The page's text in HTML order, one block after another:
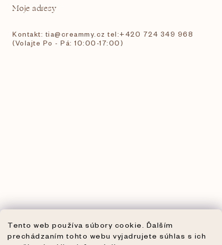
Tento web používa súbory cookie. Ďalším
prechádzaním tohto webu vyjadrujete súhlas s ich
Moje adresy
Kontakt: tia@creammy.cz tel:+420 724 349 968
(Volajte Po - Pá: 10:00-17:00)